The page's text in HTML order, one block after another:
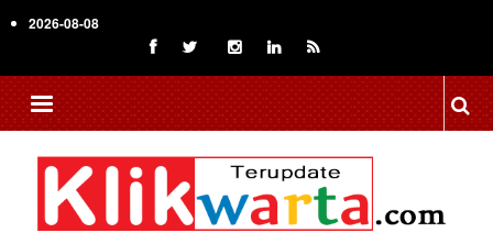
to
content
2026-08-08